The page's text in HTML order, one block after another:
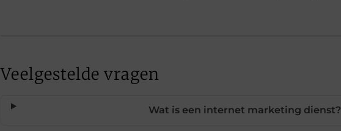
Veelgestelde vragen
Wat is een internet marketing dienst?